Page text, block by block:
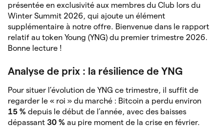
présentée en exclusivité aux membres du Club lors du
Winter Summit 2026, qui ajoute un élément
supplémentaire à notre offre. Bienvenue dans le rapport
relatif au token Young (YNG) du premier trimestre 2026.
Bonne lecture !
Analyse de prix : la résilience de YNG
Pour situer l’évolution de YNG ce trimestre, il suffit de
regarder le « roi » du marché : Bitcoin a perdu environ
15 % depuis le début de l’année, avec des baisses
dépassant 30 % au pire moment de la crise en février.